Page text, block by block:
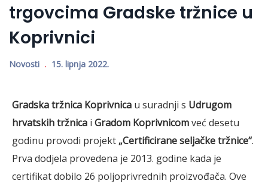
trgovcima Gradske tržnice u
Koprivnici
Novosti 15. lipnja 2022.
Gradska tržnica Koprivnica u suradnji s Udrugom
hrvatskih tržnica i Gradom Koprivnicomveć desetu
godinu provodi projekt „Certificirane seljačke tržnice“.
Prva dodjela provedena je 2013. godine kada je
certifikat dobilo 26 poljoprivrednih proizvođača. Ove